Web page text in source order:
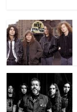
c
e
b
o
o
k
itt
er